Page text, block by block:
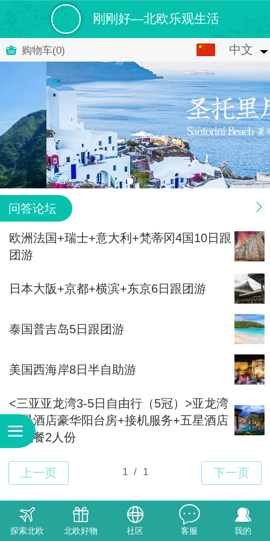
刚刚好—北欧乐观生活
购物车(0) 中文
中文
English
问答论坛
欧洲法国+瑞士+意大利+梵蒂冈4国10日跟
团游
日本大阪+京都+横滨+东京6日跟团游
泰国普吉岛5日跟团游
美国西海岸8日半自助游
<三亚亚龙湾3-5日自由行（5冠）>亚龙湾
维景酒店豪华阳台房+接机服务+五星酒店
传说餐2人份
Top
探索北欧 北欧好物 社区 客服 我的